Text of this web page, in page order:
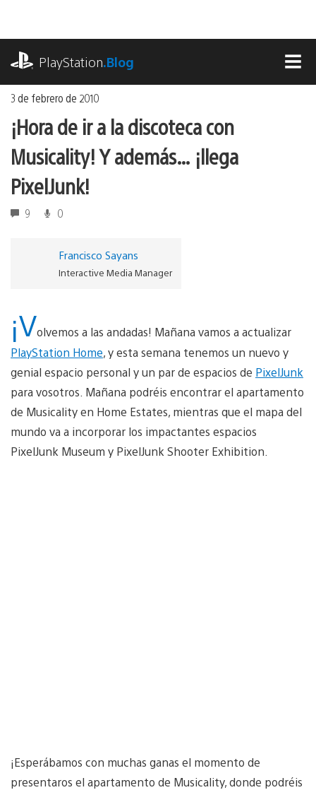
contenido
PlayStation.Blog
3 de febrero de 2010
¡Hora de ir a la discoteca con
Musicality! Y además… ¡llega
PixelJunk!
9 0
Francisco Sayans
Interactive Media Manager
¡Volvemos a las andadas! Mañana vamos a actualizar
PlayStation Home, y esta semana tenemos un nuevo y
genial espacio personal y un par de espacios de PixelJunk
para vosotros. Mañana podréis encontrar el apartamento
de Musicality en Home Estates, mientras que el mapa del
mundo va a incorporar los impactantes espacios
PixelJunk Museum y PixelJunk Shooter Exhibition.
¡Esperábamos con muchas ganas el momento de
presentaros el apartamento de Musicality, donde podréis